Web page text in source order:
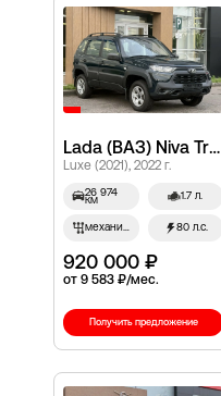
Lada (ВАЗ) Niva Travel, I
Luxe (2021), 2022 г.
26 974
км 1.7 л.
механич. 80 л.с.
920 000 ₽
от 9 583 ₽/мес.
Получить предложение